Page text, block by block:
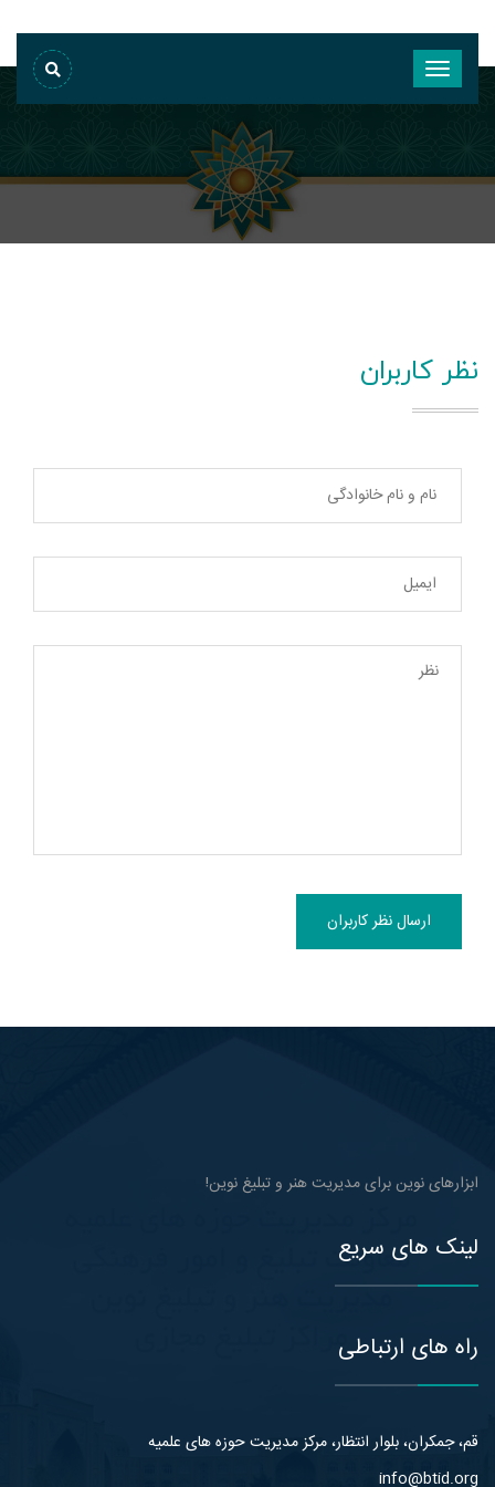
نظر کاربران
ارسال نظر کاربران
ابزارهای نوین برای مدیریت هنر و تبلیغ نوین!
لینک های سریع
راه های ارتباطی
قم، جمکران، بلوار انتظار، مرکز مدیریت حوزه های علمیه
info@btid.org